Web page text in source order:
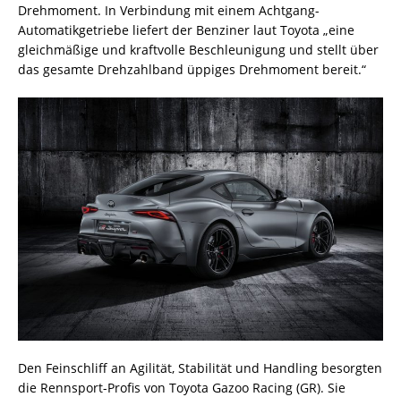
Drehmoment. In Verbindung mit einem Achtgang-
Automatikgetriebe liefert der Benziner laut Toyota „eine
gleichmäßige und kraftvolle Beschleunigung und stellt über
das gesamte Drehzahlband üppiges Drehmoment bereit.“
Den Feinschliff an Agilität, Stabilität und Handling besorgten
die Rennsport-Profis von Toyota Gazoo Racing (GR). Sie